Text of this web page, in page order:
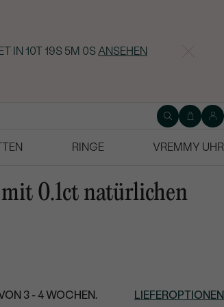
IN10T 19S 4M 59SANSEHEN
RINGE
VREMMY UHR
0.1ct natürlichen
3 - 4 WOCHEN. LIEFEROPTIONEN